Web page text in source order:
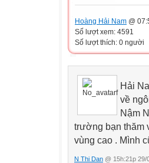
Hoàng Hải Nam @
Số lượt xem: 4591
Số lượt thích: 0 người
Hải
về
Nậm
trường bạn thăm
vùng cao . Mình
N Thi Dan @ 15h:21p 29/